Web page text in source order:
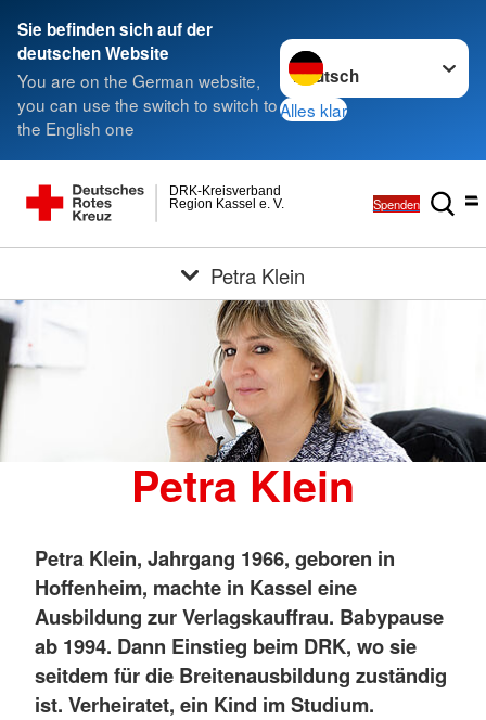
Sie befinden sich auf der
deutschen Website
You are on the German website,
you can use the switch to switch to
the English one
Sprache wechseln zu
Alles klar
Region Kassel e. V.
DRK-Kreisverband
Spenden
Petra Klein
Petra Klein
Petra Klein, Jahrgang 1966, geboren in
Hoffenheim, machte in Kassel eine
Ausbildung zur Verlagskauffrau. Babypause
ab 1994. Dann Einstieg beim DRK, wo sie
seitdem für die Breitenausbildung zuständig
ist. Verheiratet, ein Kind im Studium.